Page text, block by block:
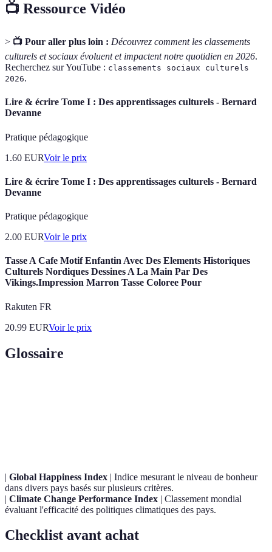
📺 Ressource Vidéo
> 📺 Pour aller plus loin : Découvrez comment les classements
culturels et sociaux évoluent et impactent notre quotidien en 2026.
Recherchez sur YouTube : classements sociaux culturels
2026.
Lire & écrire Tome I : Des apprentissages culturels - Bernard
Devanne
Pratique pédagogique
1.60 EURVoir le prix
Lire & écrire Tome I : Des apprentissages culturels - Bernard
Devanne
Pratique pédagogique
2.00 EURVoir le prix
Tasse A Cafe Motif Enfantin Avec Des Elements Historiques
Culturels Nordiques Dessines A La Main Par Des
Vikings.Impression Marron Tasse Coloree Pour
Rakuten FR
20.99 EURVoir le prix
Glossaire
| Global Happiness Index | Indice mesurant le niveau de bonheur
dans divers pays basés sur plusieurs critères.
| Climate Change Performance Index | Classement mondial
évaluant l'efficacité des politiques climatiques des pays.
Checklist avant achat